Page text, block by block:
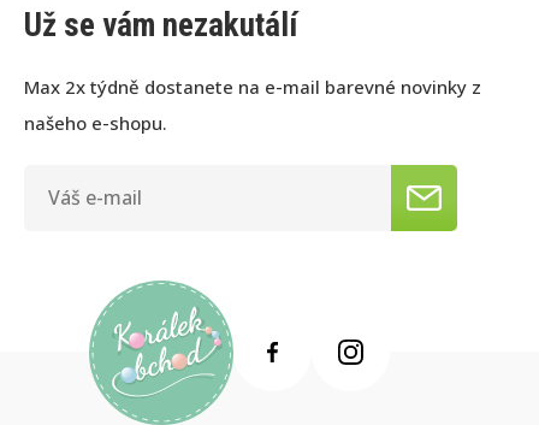
Už se vám nezakutálí
Max 2x týdně dostanete na e-mail barevné novinky z
našeho e-shopu.